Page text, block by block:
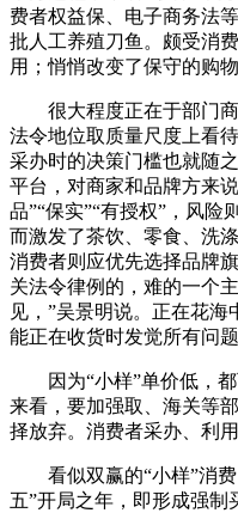
费者权益保、电子商务法
批人工养殖刀鱼。颇受消
用；悄悄改变了保守的购物
很大程度正在于部门商
法令地位取质量尺度上看
采办时的决策门槛也就随
平台，对商家和品牌方来
品”“保实”“有授权”，风险
而激发了茶饮、零食、洗
消费者则应优先选择品牌
关法令律例的，难的一个
见，”吴景明说。正在花海
能正在收货时发觉所有问
因为“小样”单价低，都
来看，要加强取、海关等
择放弃。消费者采办、利
看似双赢的“小样”消费
五”开局之年，即形成强